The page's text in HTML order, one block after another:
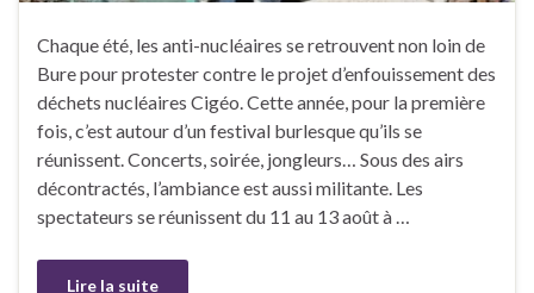
Chaque été, les anti-nucléaires se retrouvent non loin de
Bure pour protester contre le projet d’enfouissement des
déchets nucléaires Cigéo. Cette année, pour la première
fois, c’est autour d’un festival burlesque qu’ils se
réunissent. Concerts, soirée, jongleurs… Sous des airs
décontractés, l’ambiance est aussi militante. Les
spectateurs se réunissent du 11 au 13 août à …
Lire la suite